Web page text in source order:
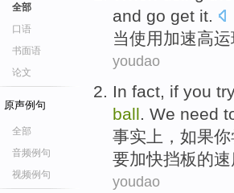
全部
口语
书面语
论文
原声例句
全部
音频例句
视频例句
and go get it.
当使用加速高运
youdao
In fact, if you
ball. We need
事实上 ， 如果你
要加快挡板的
youdao